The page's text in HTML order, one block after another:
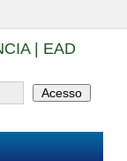
| EAD